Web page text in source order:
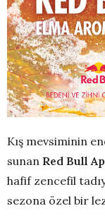
Kış mevsiminin
sunan Red Bull
hafif zencefil
sezona özel bir